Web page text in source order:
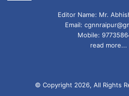
Editor Name: Mr.
Email:
Mobile:
read more...
© Copyright 2026, All Rights